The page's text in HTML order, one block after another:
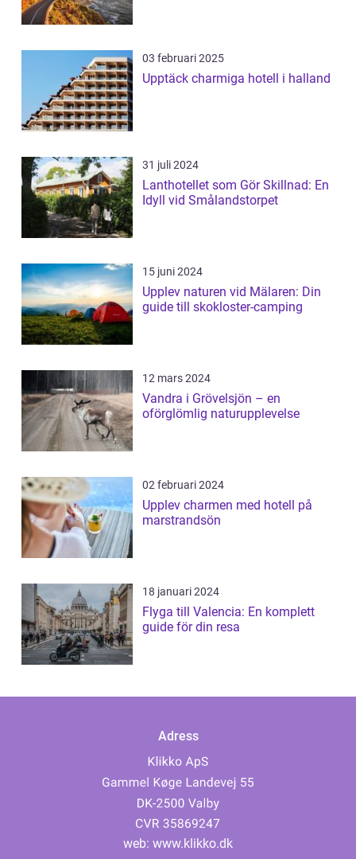
03 februari 2025
Upptäck charmiga hotell i halland
31 juli 2024
Lanthotellet som Gör Skillnad: En
Idyll vid Smålandstorpet
15 juni 2024
Upplev naturen vid Mälaren: Din
guide till skokloster-camping
12 mars 2024
Vandra i Grövelsjön – en
oförglömlig naturupplevelse
02 februari 2024
Upplev charmen med hotell på
marstrandsön
18 januari 2024
Flyga till Valencia: En komplett
guide för din resa
Adress
web: www.klikko.dk